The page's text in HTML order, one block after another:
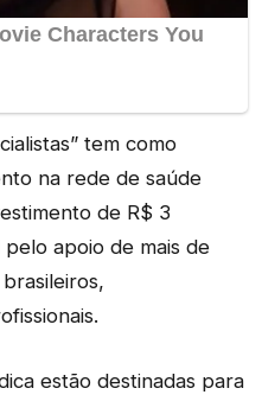
tem como
na rede de saúde
de R$ 3
apoio de mais de
estão destinadas para